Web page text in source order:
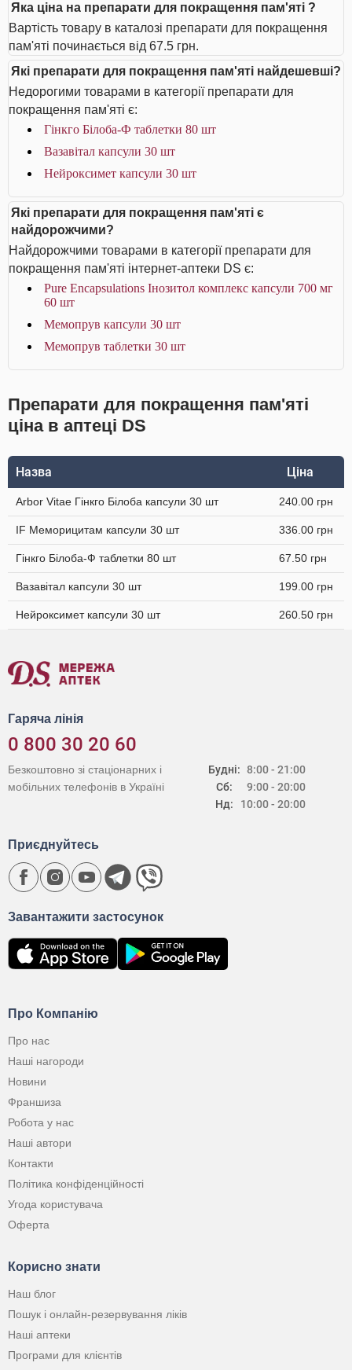
Яка ціна на препарати для покращення пам'яті ?
Вартість товару в каталозі препарати для покращення
пам'яті починається від 67.5 грн.
Які препарати для покращення пам'яті найдешевші?
Недорогими товарами в категорії препарати для
покращення пам'яті є:
Гінкго Білоба-Ф таблетки 80 шт
Вазавітал капсули 30 шт
Нейроксимет капсули 30 шт
Які препарати для покращення пам'яті є
найдорожчими?
Найдорожчими товарами в категорії препарати для
покращення пам'яті інтернет-аптеки DS є:
Pure Encapsulations Інозитол комплекс капсули 700 мг
60 шт
Мемопрув капсули 30 шт
Мемопрув таблетки 30 шт
Препарати для покращення пам'яті
ціна в аптеці DS
Назва Ціна
Arbor Vitae Гінкго Білоба капсули 30 шт 240.00 грн
IF Меморицитам капсули 30 шт 336.00 грн
Гінкго Білоба-Ф таблетки 80 шт 67.50 грн
Вазавітал капсули 30 шт 199.00 грн
Нейроксимет капсули 30 шт 260.50 грн
Гаряча лінія
0 800 30 20 60
Будні:
Сб:
Нд:
8:00 - 21:00
9:00 - 20:00
10:00 - 20:00
Безкоштовно зі стаціонарних і
мобільних телефонів в Україні
Про Компанію
Про нас
Наші нагороди
Новини
Франшиза
Робота у нас
Наші автори
Контакти
Політика конфіденційності
Угода користувача
Оферта
Корисно знати
Наш блог
Пошук і онлайн-резервування ліків
Наші аптеки
Програми для клієнтів
Завантажити застосунок
Приєднуйтесь